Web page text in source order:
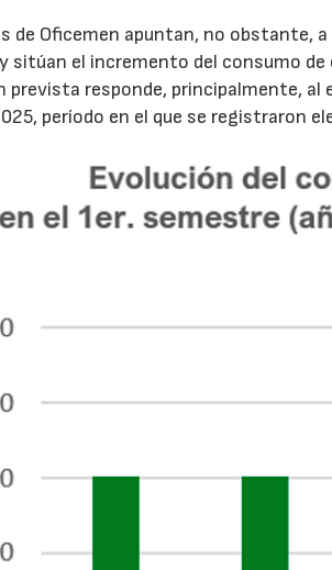
de Oficemen apuntan, no obstante,
sitúan el incremento del consumo
prevista responde, principalmente,
período en el que se registraron